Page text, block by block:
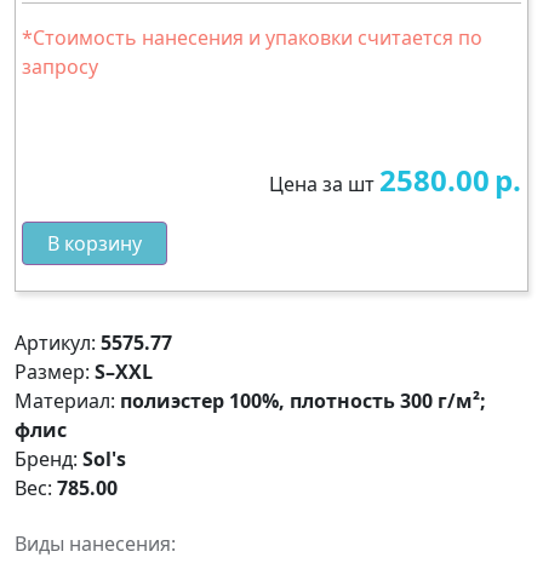
*Стоимость нанесения и упаковки считается по
запросу
Цена за шт 2580.00р.
В корзину
Артикул: 5575.77
Размер: S–XXL
Материал: полиэстер 100%, плотность 300 г/м²;
флис
Бренд: Sol's
Вес: 785.00
Виды нанесения: